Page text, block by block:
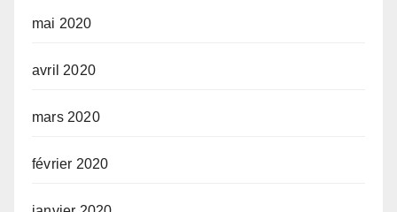
mai 2020
avril 2020
mars 2020
février 2020